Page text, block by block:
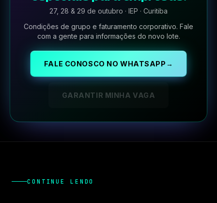
27, 28 & 29 de outubro · IEP · Curitiba
Condições de grupo e faturamento corporativo. Fale
com a gente para informações do novo lote.
FALE CONOSCO NO WHATSAPP →
GARANTIR MINHA VAGA
CONTINUE LENDO